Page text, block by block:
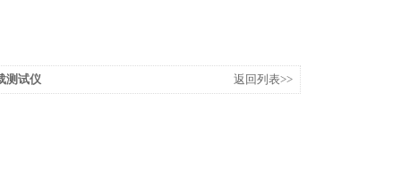
测试仪 返回列表>>